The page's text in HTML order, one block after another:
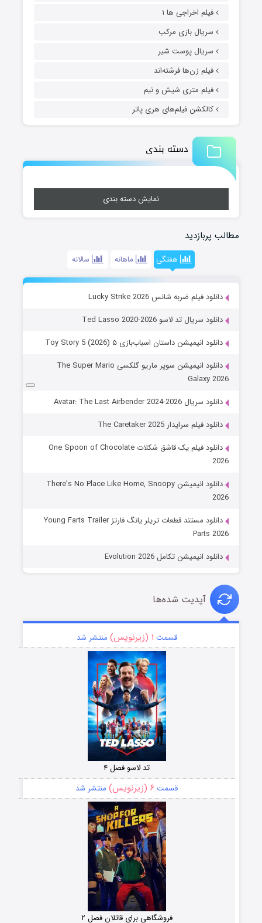
فیلم اخراجی ها ۱
سریال بازی مرکب
سریال پوست شیر
فیلم زن‌ها فرشته‌اند
فیلم متری شیش و نیم
کالکشن فیلم‌های هری پاتر
دسته بندی
نمایش دسته بندی
مطالب پربازدید
هفتگی ماهانه سالانه
دانلود فیلم ضربه شانس Lucky Strike 2026
دانلود سریال تد لاسو Ted Lasso 2020-2026
دانلود انیمیشن داستان اسباب‌بازی ۵ Toy Story 5 (2026)
دانلود انیمیشن سوپر ماریو گلکسی The Super Mario
Galaxy 2026
دانلود سریال Avatar: The Last Airbender 2024-2026
دانلود فیلم سرایدار The Caretaker 2025
دانلود فیلم یک قاشق شکلات One Spoon of Chocolate
2026
دانلود انیمیشن There’s No Place Like Home, Snoopy
2026
دانلود مستند قطعات تریلر یانگ فارتز Young Farts Trailer
Parts 2026
دانلود انیمیشن تکامل Evolution 2026
آپدیت شده‌ها
قسمت ۱ (زیرنویس) منتشر شد
تد لاسو فصل ۴
قسمت ۶ (زیرنویس) منتشر شد
فروشگاهی برای قاتلان فصل ۲